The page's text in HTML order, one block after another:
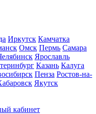
Иркутск Камчатка
Омск Пермь Самара
Ярославль
Казань Калуга
Пенза Ростов-на-
Якутск
кабинет